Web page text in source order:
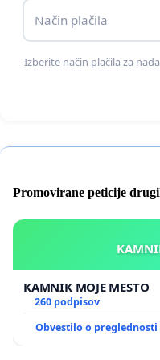
Načelo "vsako delo
delo, ne le delo po
Način plačila
Izberite način plačila za
Promovirane peticije
KAMNIK MOJE MESTO
260 podpisov
Obvestilo o preglednosti